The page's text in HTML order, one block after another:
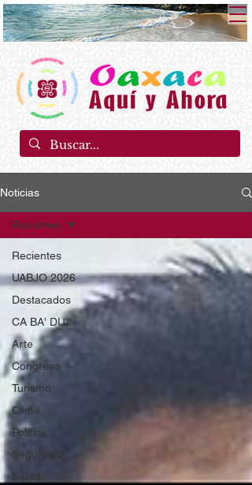
Noticias
Recientes
UABJO 2026
Destacados
CA BA' DU'
Arte
Congreso
Turismo
Clima
Política
Seguridad
Salud
Recientes